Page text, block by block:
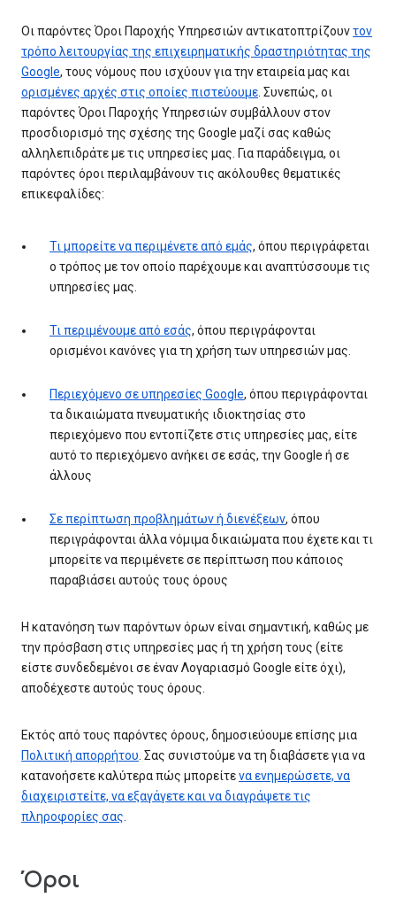
Οι παρόντες Όροι Παροχής Υπηρεσιών αντικατοπτρίζουντον
τρόπο λειτουργίας της επιχειρηματικής δραστηριότητας της
Google, τους νόμους που ισχύουν για την εταιρεία μας και
ορισμένες αρχές στις οποίες πιστεύουμε . Συνεπώς, οι
παρόντες Όροι Παροχής Υπηρεσιών συμβάλλουν στον
προσδιορισμό της σχέσης της Google μαζί σας καθώς
αλληλεπιδράτε με τις υπηρεσίες μας. Για παράδειγμα, οι
παρόντες όροι περιλαμβάνουν τις ακόλουθες θεματικές
επικεφαλίδες:
Τι μπορείτε να περιμένετε από εμάς, όπου περιγράφεται
ο τρόπος με τον οποίο παρέχουμε και αναπτύσσουμε τις
υπηρεσίες μας.
Τι περιμένουμε από εσάς, όπου περιγράφονται
ορισμένοι κανόνες για τη χρήση των υπηρεσιών μας.
Περιεχόμενο σε υπηρεσίες Google, όπου περιγράφονται
τα δικαιώματα πνευματικής ιδιοκτησίας στο
περιεχόμενο που εντοπίζετε στις υπηρεσίες μας, είτε
αυτό το περιεχόμενο ανήκει σε εσάς, την Google ή σε
άλλους
Σε περίπτωση προβλημάτων ή διενέξεων, όπου
περιγράφονται άλλα νόμιμα δικαιώματα που έχετε και τι
μπορείτε να περιμένετε σε περίπτωση που κάποιος
παραβιάσει αυτούς τους όρους
Η κατανόηση των παρόντων όρων είναι σημαντική, καθώς με
την πρόσβαση στις υπηρεσίες μας ή τη χρήση τους (είτε
είστε συνδεδεμένοι σε έναν Λογαριασμό Google είτε όχι),
αποδέχεστε αυτούς τους όρους.
Εκτός από τους παρόντες όρους, δημοσιεύουμε επίσης μια
Πολιτική απορρήτου . Σας συνιστούμε να τη διαβάσετε για να
κατανοήσετε καλύτερα πώς μπορείτενα ενημερώσετε, να
διαχειριστείτε, να εξαγάγετε και να διαγράψετε τις
πληροφορίες σας
Όροι